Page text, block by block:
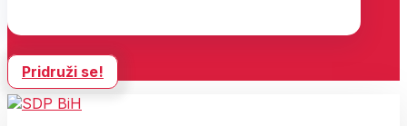
Pridruži se!